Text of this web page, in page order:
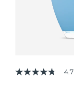
4.7
4.7